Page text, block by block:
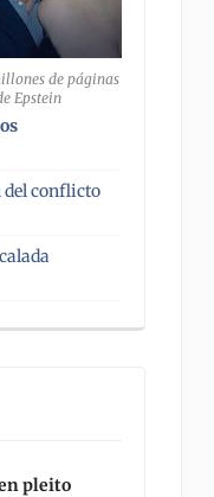
de páginas
Epstein
del conflicto
pleito